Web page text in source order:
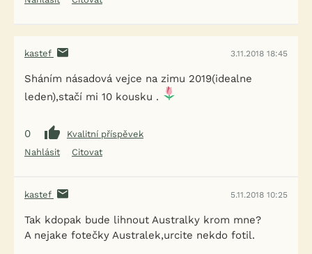
kastef 3.11.2018 18:45
Sháním násadová vejce na zimu 2019(idealne
leden),stačí mi 10 kousku .
0
Kvalitní příspěvek
Nahlásit
Citovat
kastef 5.11.2018 10:25
Tak kdopak bude lihnout Australky krom mne?
A nejake fotečky Australek,urcite nekdo fotil.